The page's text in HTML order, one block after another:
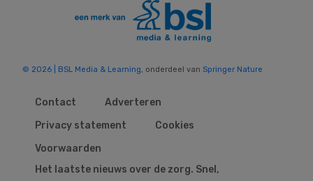
© 2026 | BSL Media & Learning , onderdeel van Springer Nature
Contact
Adverteren
Privacy statement
Cookies
Voorwaarden
Het laatste nieuws over de zorg. Snel,